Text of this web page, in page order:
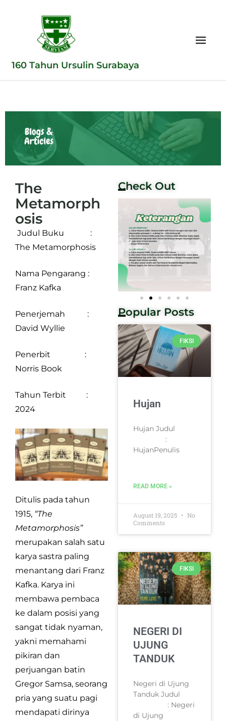
160 Tahun Ursulin Surabaya
The
Metamorph
osis
Judul Buku :
The Metamorphosis
Nama Pengarang :
Franz Kafka
Penerjemah :
David Wyllie
Penerbit :
Norris Book
Tahun Terbit :
2024
Ditulis pada tahun
1915, “The
Metamorphosis”
merupakan salah satu
karya sastra paling
menantang dari Franz
Kafka. Karya ini
membawa pembaca
ke dalam posisi yang
sangat tidak nyaman,
yakni memahami
pikiran dan
perjuangan batin
Gregor Samsa, seorang
pria yang suatu pagi
mendapati dirinya
Check Out
Popular Posts
FIKSI
Hujan
Hujan Judul
:
HujanPenulis
READ MORE »
August 19, 2025
No
Comments
FIKSI
NEGERI DI
UJUNG
TANDUK
Negeri di Ujung
Tanduk Judul
: Negeri
di Ujung